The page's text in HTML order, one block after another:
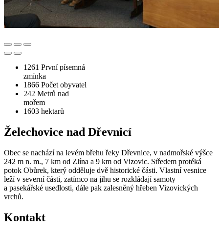
1261 První písemná
zmínka
1866 Počet obyvatel
242 Metrů nad
mořem
1603 hektarů
Želechovice nad Dřevnicí
Obec se nachází na levém břehu řeky Dřevnice, v nadmořské výšce
242 m n. m., 7 km od Zlína a 9 km od Vizovic. Středem protéká
potok Obůrek, který odděluje dvě historické části. Vlastní vesnice
leží v severní části, zatímco na jihu se rozkládají samoty
a pasekářské usedlosti, dále pak zalesněný hřeben Vizovických
vrchů.
Kontakt